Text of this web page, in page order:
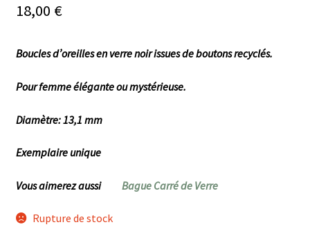
18,00 €
Boucles d’oreilles en verre noir issues de boutons recyclés.
Pour femme élégante ou mystérieuse.
Diamètre: 13,1 mm
Exemplaire unique
Vous aimerez aussi Bague Carré de Verre
Rupture de stock